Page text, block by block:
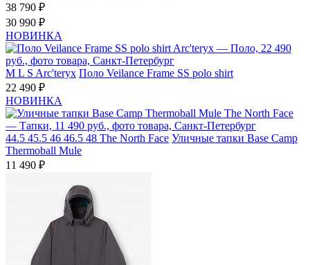
38 790 ₽
30 990 ₽
НОВИНКА
M L S Arc'teryx Поло Veilance Frame SS polo shirt
22 490 ₽
НОВИНКА
44.5 45.5 46 46.5 48 The North Face Уличные тапки Base Camp
Thermoball Mule
11 490 ₽